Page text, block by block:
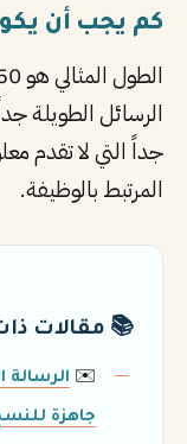
كم يجب أن
الرسائل الطويلة
جداً التي لا تقدم
المرتبط بالوظيفة.
📚 مقالات
✉️
جاهزة